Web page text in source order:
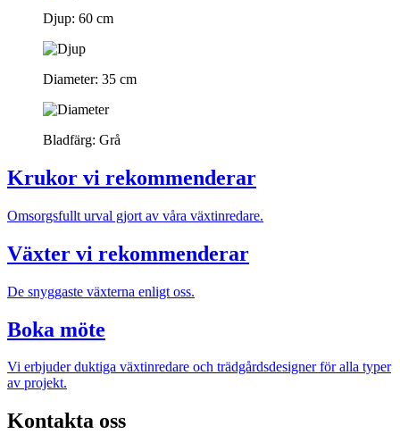
Djup: 60 cm
Diameter: 35 cm
Bladfärg: Grå
Krukor vi rekommenderar
Omsorgsfullt urval gjort av våra växtinredare.
Växter vi rekommenderar
De snyggaste växterna enligt oss.
Boka möte
Vi erbjuder duktiga växtinredare och trädgårdsdesigner för alla typer
av projekt.
Kontakta oss